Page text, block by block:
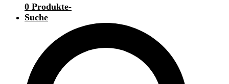
0 Produkte-
Suche